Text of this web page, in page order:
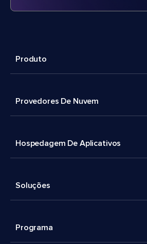
Produto
Provedores De Nuvem
Hospedagem De Aplicativos
Soluções
Programa